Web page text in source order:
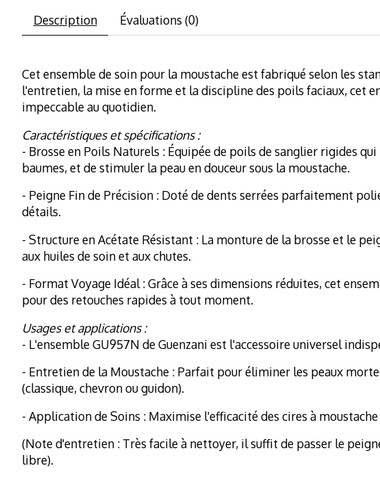
Description Évaluations (0)
Cet ensemble de soin pour la moustache est fabriqué selon les
l'entretien, la mise en forme et la discipline des poils faciaux, cet
impeccable au quotidien.
Caractéristiques et spécifications :
- Brosse en Poils Naturels : Équipée de poils de sanglier rigides
baumes, et de stimuler la peau en douceur sous la moustache.
- Peigne Fin de Précision : Doté de dents serrées parfaitement
détails.
- Structure en Acétate Résistant : La monture de la brosse et le
aux huiles de soin et aux chutes.
- Format Voyage Idéal : Grâce à ses dimensions réduites, cet
pour des retouches rapides à tout moment.
Usages et applications :
- L'ensemble GU957N de Guenzani est l'accessoire universel
- Entretien de la Moustache : Parfait pour éliminer les peaux
(classique, chevron ou guidon).
- Application de Soins : Maximise l'efficacité des cires à
(Note d'entretien : Très facile à nettoyer, il suffit de passer le
libre).